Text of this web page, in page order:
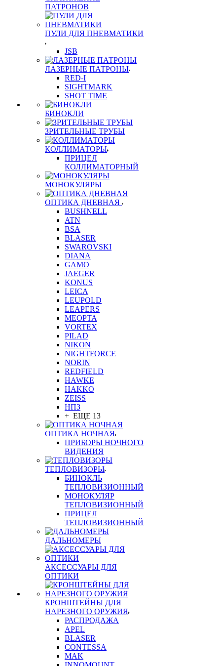
ПАТРОНОВ
ПУЛИ ДЛЯ ПНЕВМАТИКИ
JSB
ЛАЗЕРНЫЕ ПАТРОНЫ
RED-I
SIGHTMARK
SHOT TIME
БИНОКЛИ
ЗРИТЕЛЬНЫЕ ТРУБЫ
КОЛЛИМАТОРЫ
ПРИЦЕЛ
КОЛЛИМАТОРНЫЙ
МОНОКУЛЯРЫ
ОПТИКА ДНЕВНАЯ
BUSHNELL
ATN
BSA
BLASER
SWAROVSKI
DIANA
GAMO
JAEGER
KONUS
LEICA
LEUPOLD
LEAPERS
MEOPTA
VORTEX
PILAD
NIKON
NIGHTFORCE
NORIN
REDFIELD
HAWKE
HAKKO
ZEISS
НПЗ
+ ЕЩЕ 13
ОПТИКА НОЧНАЯ
ПРИБОРЫ НОЧНОГО
ВИДЕНИЯ
ТЕПЛОВИЗОРЫ
БИНОКЛЬ
ТЕПЛОВИЗИОННЫЙ
МОНОКУЛЯР
ТЕПЛОВИЗИОННЫЙ
ПРИЦЕЛ
ТЕПЛОВИЗИОННЫЙ
ДАЛЬНОМЕРЫ
АКСЕССУАРЫ ДЛЯ
ОПТИКИ
КРОНШТЕЙНЫ ДЛЯ
НАРЕЗНОГО ОРУЖИЯ
РАСПРОДАЖА
APEL
BLASER
CONTESSA
MAK